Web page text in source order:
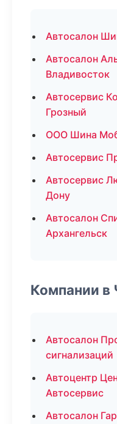
Автосалон
Автосалон
Владивосток
Автосервис
Грозный
ООО Шина
Автосервис
Автосервис
Дону
Автосалон
Архангельск
Компании в
Автосалон
сигнализаций
Автоцентр
Автосервис
Автосалон